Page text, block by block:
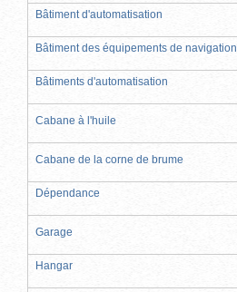
Bâtiment d'automatisation
Bâtiment des équipements de navigation
Bâtiments d'automatisation
Cabane à l'huile
Cabane de la corne de brume
Dépendance
Garage
Hangar